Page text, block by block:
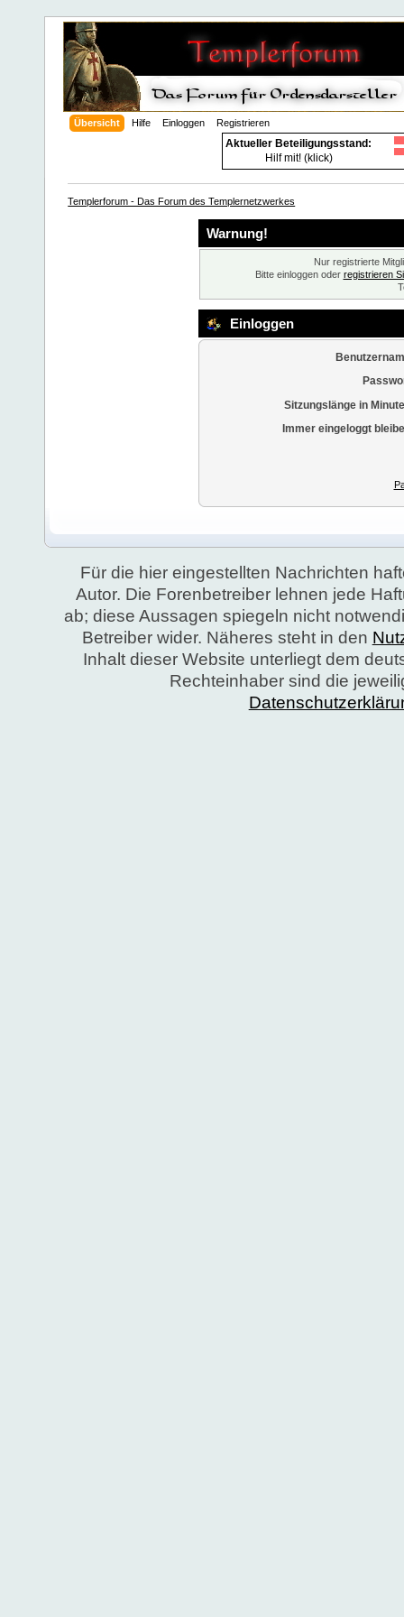
Übersicht Hilfe Einloggen Registrieren
Aktueller Beteiligungsstand:
Hilf mit! (klick)
Templerforum - Das Forum des Templernetzwerkes
Warnung!
Nur registrierte
Bitte einloggen oder registrieren
Einloggen
Sitzungslänge in
Immer eingeloggt
Für die hier eingestellten Nachrichten
Autor. Die Forenbetreiber lehnen jede
ab; diese Aussagen spiegeln nicht
Betreiber wider. Näheres steht in den
Inhalt dieser Website unterliegt dem
Rechteinhaber sind die